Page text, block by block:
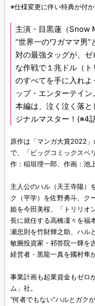
※仕様変更に伴い特典が付
主演・目黒蓮（Snow
“世界一のワガママ男”
対の最強タッグが、
な作戦で１兆ドル（
のすべてを手に入れ
ップ・エンターテイン
本編は、泣く泣く落
ジナルマスター！(※4
原作は「マンガ大賞2022
で、「ビッグコミックスペ
作：稲垣理一郎、作画：池
主人公のハル（天王寺陽）
ク（平学）を佐野勇斗、ク
姫を今田美桜、「トリリオ
長に就任する高橋凜々を福
瀬忠則を竹財輝之助、ハル
敏腕投資家・祁答院一輝を
経営者・黒龍一真を國村隼
事業計画も起業資金もゼロ
ム」社。
“何者でもない”ハルとガク